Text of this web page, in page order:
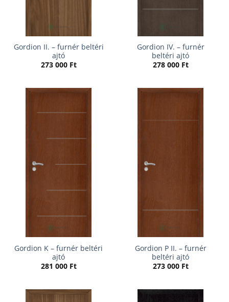
Gordion II. – furnér beltéri
ajtó
273 000 Ft
Gordion IV. – furnér
beltéri ajtó
278 000 Ft
Gordion K – furnér beltéri
ajtó
281 000 Ft
Gordion P II. – furnér
beltéri ajtó
273 000 Ft